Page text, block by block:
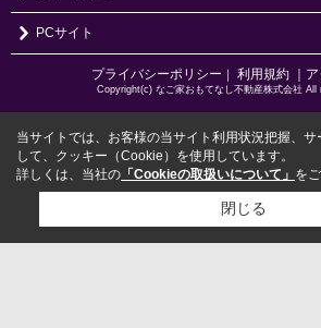
PCサイト
プライバシーポリシー ｜ 利用規約 ｜
Copyright(c) なご家おもてなし不動産株式会社 All
当サイトでは、お客様の当サイト利用状況把握、サ
して、クッキー（Cookie）を使用しています。
詳しくは、当社の 「Cookieの取扱いについて」 を
閉じる